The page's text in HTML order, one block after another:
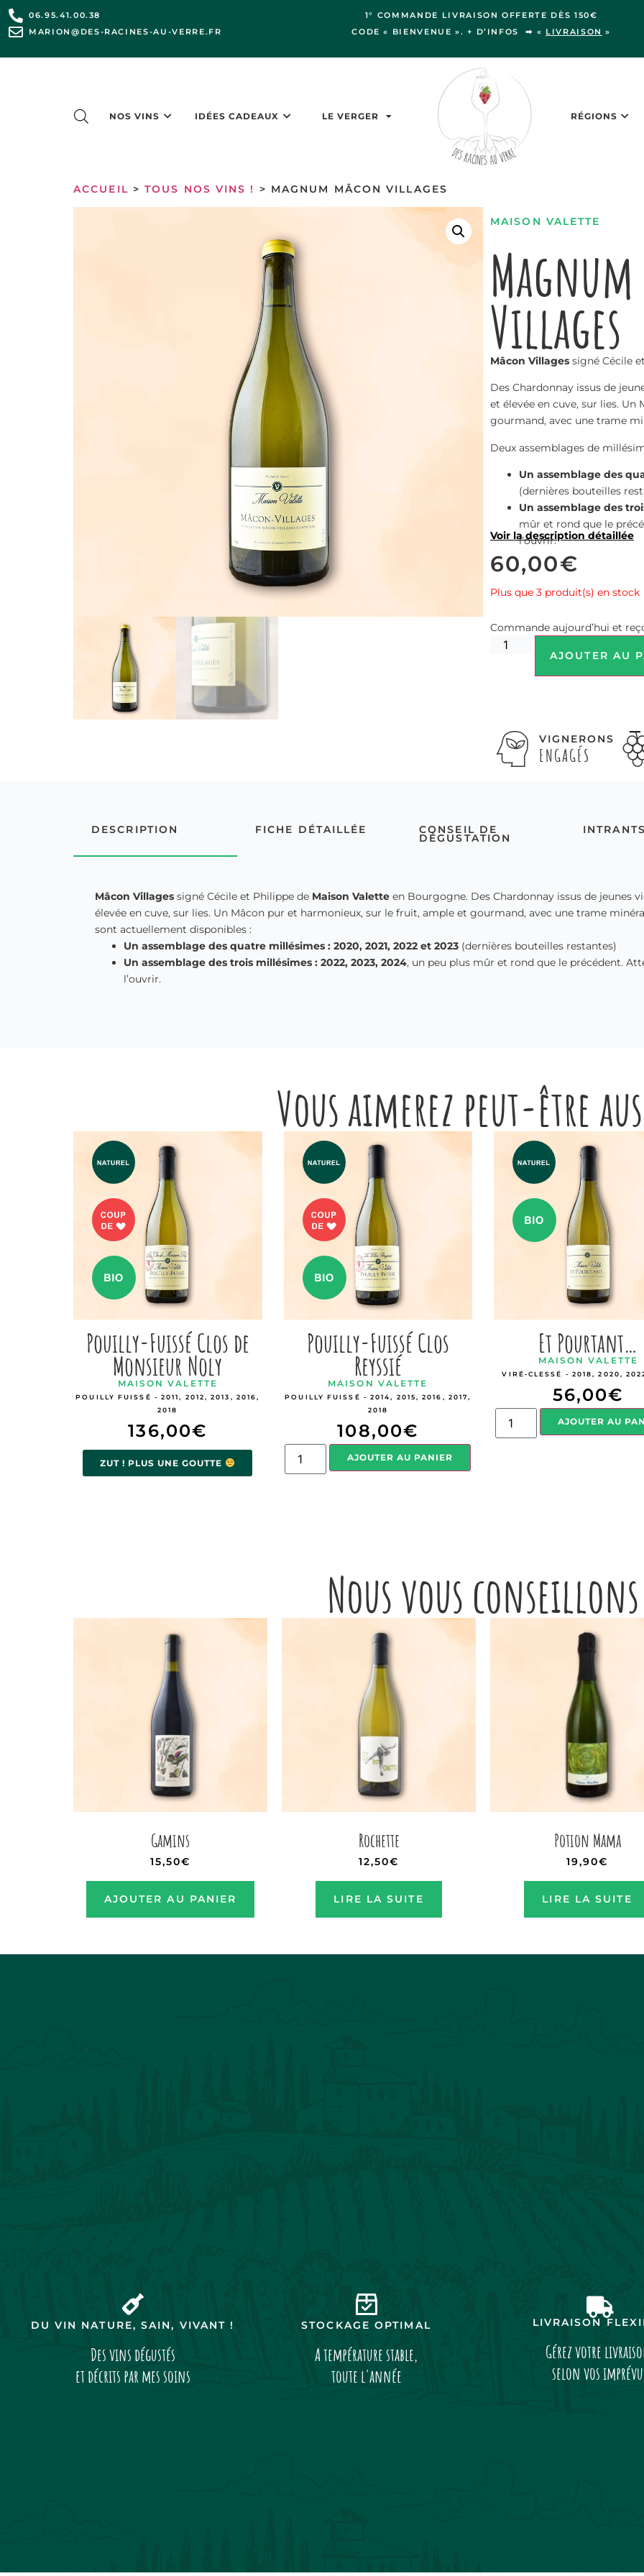
06.95.41.00.38
MARION@DES-RACINES-AU-VERRE.FR
1° COMMANDE LIVRAISON OFFERTE DÈS 150€
CODE « BIENVENUE ». + D’INFOS ➡ « LIVRAISON »
NOS VINS IDÉES CADEAUX LE VERGER RÉGIONS
ACCUEIL >TOUS NOS VINS ! > MAGNUM MÂCON VILLAGES
MAISON VALETTE
Villages
Mâcon Villages signé Cécile
Des Chardonnay issus de
et élevée en cuve, sur lies.
gourmand, avec une trame
Deux assemblages de
Un assemblage des
(dernières bouteilles
Un assemblage des
mûr et rond que le
l’ouvrir.
Voir la description détaillée
60,00€
Plus que 3 produit(s) en stock
Commande aujourd’hui et
AJOUTER AU
VIGNERONS
ENGAGÉS
DESCRIPTION FICHE DÉTAILLÉE CONSEIL DE
DÉGUSTATION
Mâcon Villages signé Cécile et Philippe de Maison Valette en Bourgogne. Des Chardonnay issus de jeunes
élevée en cuve, sur lies. Un Mâcon pur et harmonieux, sur le fruit, ample et gourmand, avec une trame
sont actuellement disponibles :
Un assemblage des quatre millésimes : 2020, 2021, 2022 et 2023 (dernières bouteilles restantes)
Un assemblage des trois millésimes : 2022, 2023, 2024, un peu plus mûr et rond que le précédent.
l’ouvrir.
Vous aimerez peut-être
Pouilly-Fuissé Clos de
Monsieur Noly
MAISON VALETTE
POUILLY FUISSÉ - 2011, 2012, 2013, 2016,
2018
136,00€
ZUT ! PLUS UNE GOUTTE
Pouilly-Fuissé Clos
Reyssié
MAISON VALETTE
POUILLY FUISSÉ - 2014, 2015, 2016, 2017,
2018
108,00€
AJOUTER AU PANIER
Et Pourtant…
MAISON VALETTE
VIRÉ-CLESSÉ - 2018, 2020,
56,00€
AJOUTER AU
Nous vous conseillons
Gamins
15,50€
AJOUTER AU PANIER
Rochette
12,50€
LIRE LA SUITE
Potion Mama
19,90€
LIRE LA SUITE
DU VIN NATURE, SAIN, VIVANT !
Des vins dégustés
et décrits par mes soins
STOCKAGE OPTIMAL
A température stable,
toute l'année
LIVRAISON
Gérez votre
selon vos